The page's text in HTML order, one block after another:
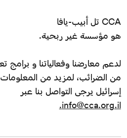
CCA تل أبيب-يافا
هو مؤسسة غير ربحية.
لدعم معارضنا وفعالياتنا و برامج
من الضرائب، لمزيد من
إسرائيل يرجى التواصل بنا عبر
info@cca.org.il.